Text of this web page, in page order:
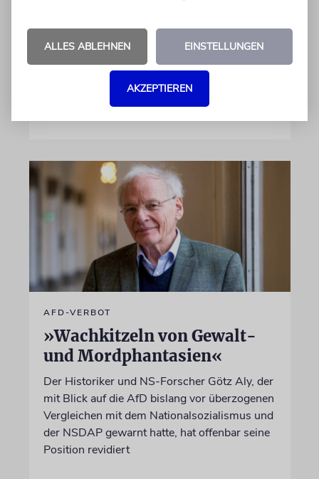
das System »FalconEye« verzichtet, weil der
dem Produkt beteiligt ist
AFD-VERBOT
»Wachkitzeln von Gewalt-
und Mordphantasien«
Der Historiker und NS-Forscher Götz Aly, der
mit Blick auf die AfD bislang vor überzogenen
Vergleichen mit dem Nationalsozialismus und
der NSDAP gewarnt hatte, hat offenbar seine
Position revidiert
ALLES ABLEHNEN EINSTELLUNGEN
AKZEPTIEREN